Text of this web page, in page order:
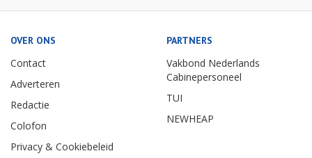
OVER ONS
Contact
Adverteren
Redactie
Colofon
Privacy & Cookiebeleid
PARTNERS
Vakbond Nederlands
Cabinepersoneel
TUI
NEWHEAP